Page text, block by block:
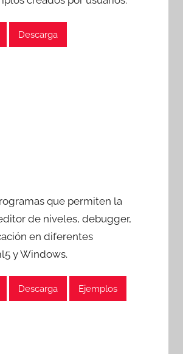
Descarga
que permiten la
de niveles, debugger,
en diferentes
y Windows.
Descarga Ejemplos